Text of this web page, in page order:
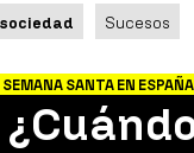
sociedad Sucesos
SEMANA SANTA EN ESPAÑA